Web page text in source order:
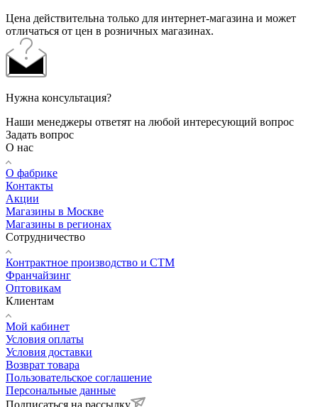
Цена действительна только для интернет-магазина и может
отличаться от цен в розничных магазинах.
Нужна консультация?
Наши менеджеры ответят на любой интересующий вопрос
Задать вопрос
О нас
О фабрике
Контакты
Акции
Магазины в Москве
Магазины в регионах
Сотрудничество
Контрактное производство и СТМ
Франчайзинг
Оптовикам
Клиентам
Мой кабинет
Условия оплаты
Условия доставки
Возврат товара
Пользовательское соглашение
Персональные данные